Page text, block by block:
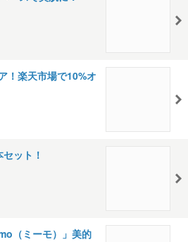
！楽天市場で10%オ
ット！
（ミーモ）」美的